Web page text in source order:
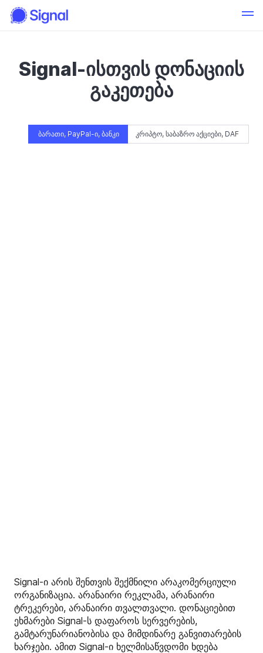
Signal-ისთვის დონაციის
გაკეთება
ბარათი, PayPal-ი, ბანკი კრიპტო, საბაზრო აქციები, DAF
Signal-ი არის შენთვის შექმნილი არაკომერციული
ორგანიზაცია. არანაირი რეკლამა, არანაირი
ტრეკერები, არანაირი თვალთვალი. დონაციებით
ეხმარები Signal-ს დაფაროს სერვერების,
გამტარუნარიანობისა და მიმდინარე განვითარების
ხარჯები. ამით Signal-ი ხელმისაწვდომი ხდება